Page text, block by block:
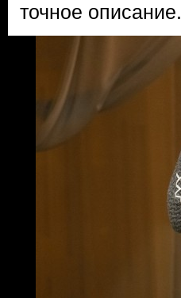
точное описание.